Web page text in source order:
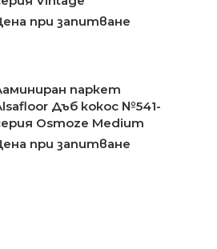
при запитване
паркет
Дъб кокос №541-
Osmoze Medium
при запитване